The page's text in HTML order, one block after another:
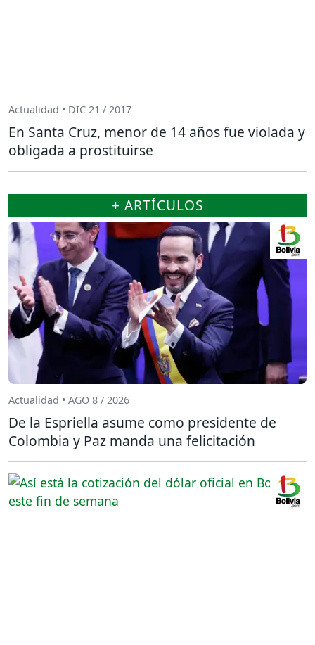
Actualidad • DIC 21 / 2017
En Santa Cruz, menor de 14 años fue violada y
obligada a prostituirse
+ ARTÍCULOS
Actualidad • AGO 8 / 2026
De la Espriella asume como presidente de
Colombia y Paz manda una felicitación